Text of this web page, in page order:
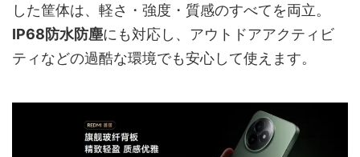
した筐体は、軽さ・強度・質感のすべてを両立。
IP68防水防塵にも対応し、アウトドアアクティビ
ティなどの過酷な環境でも安心して使えます。